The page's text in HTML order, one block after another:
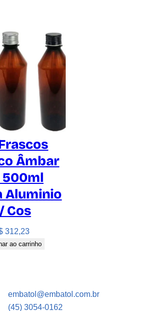
Âmbar
500ml
Aluminio
Cos
312,23
ao carrinho
embatol@embatol.com.br
(45) 3054-0162